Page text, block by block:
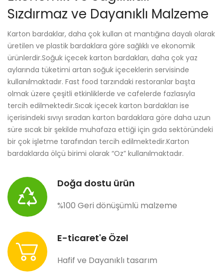
Sızdırmaz ve Dayanıklı Malzeme
Karton bardaklar, daha çok kullan at mantığına dayalı olarak
üretilen ve plastik bardaklara göre sağlıklı ve ekonomik
ürünlerdir.Soğuk içecek karton bardakları, daha çok yaz
aylarında tüketimi artan soğuk içeceklerin servisinde
kullanılmaktadır. Fast food tarzındaki restoranlar başta
olmak üzere çeşitli etkinliklerde ve cafelerde fazlasıyla
tercih edilmektedir.Sıcak içecek karton bardakları ise
içerisindeki sıvıyı sıradan karton bardaklara göre daha uzun
süre sıcak bir şekilde muhafaza ettiği için gıda sektöründeki
bir çok işletme tarafından tercih edilmektedir.Karton
bardaklarda ölçü birimi olarak “Oz” kullanılmaktadır.
Doğa dostu ürün
%100 Geri dönüşümlü malzeme
E-ticaret'e Özel
Hafif ve Dayanıklı tasarım